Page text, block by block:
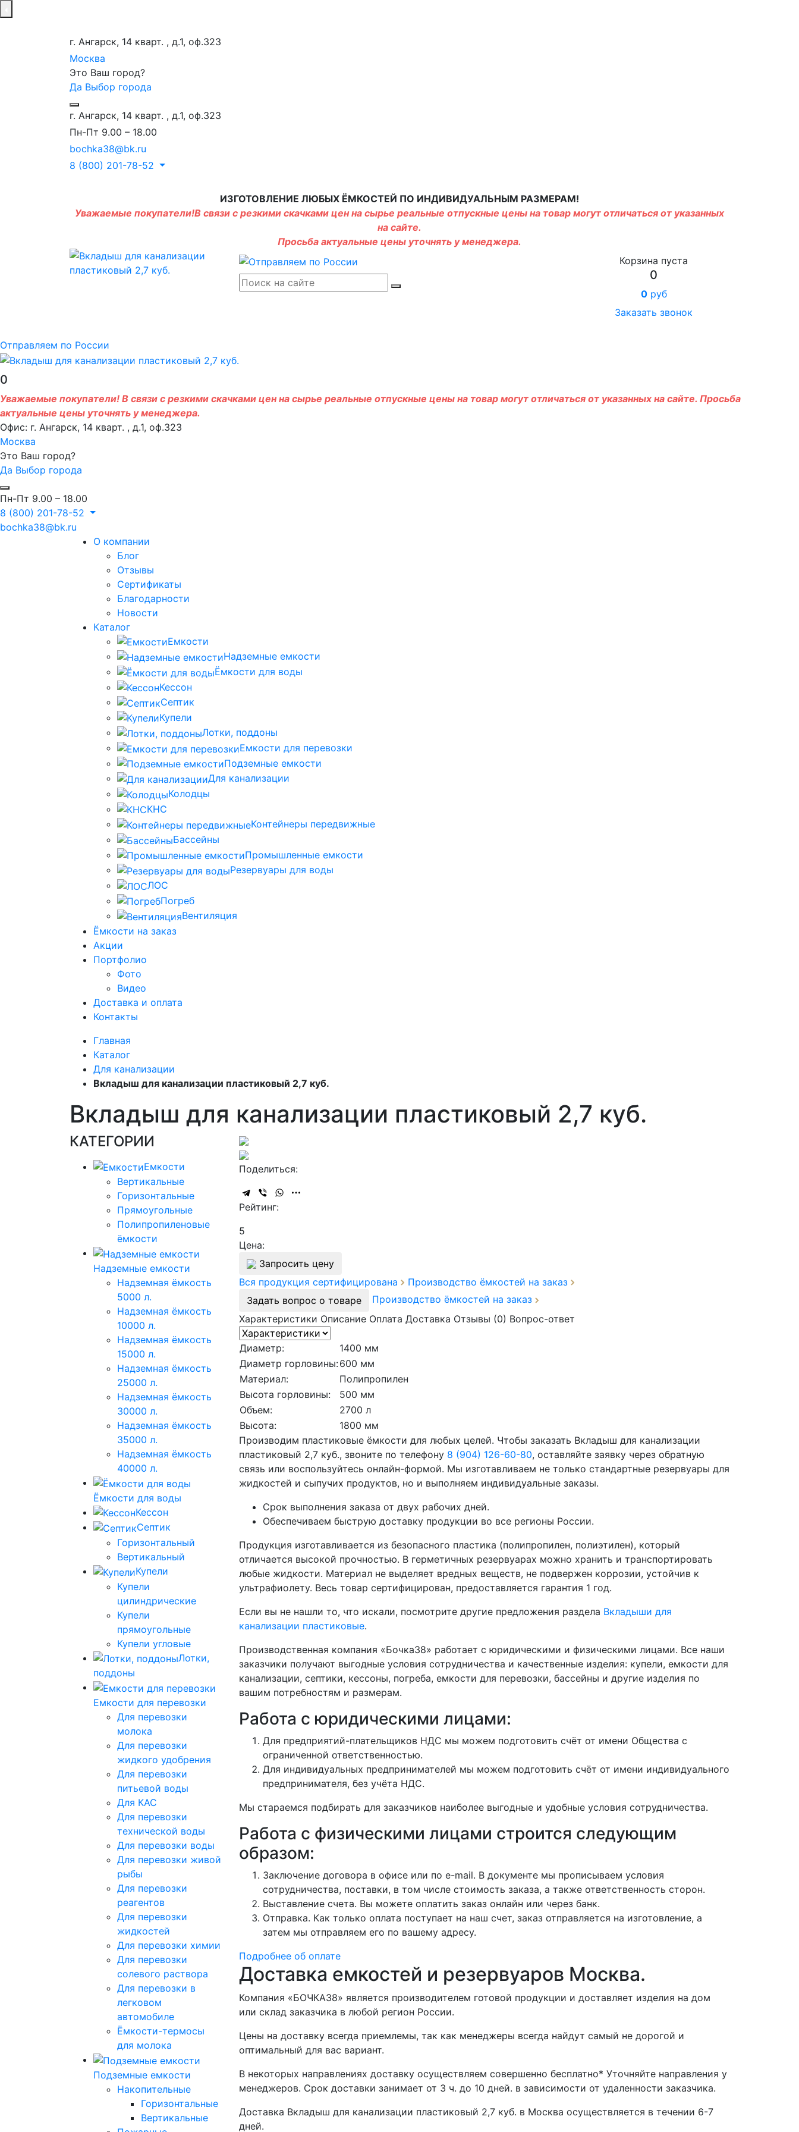
г. Ангарск, 14 кварт. , д.1, оф.323
Москва
Это Ваш город?
Да Выбор города
г. Ангарск, 14 кварт. , д.1, оф.323
Пн-Пт 9.00 – 18.00
bochka38@bk.ru
8 (800) 201-78-52
ИЗГОТОВЛЕНИЕ ЛЮБЫХ ЁМКОСТЕЙ ПО ИНДИВИДУАЛЬНЫМ РАЗМЕРАМ!
Уважаемые покупатели!В связи с резкими скачками цен на сырье реальные отпускные цены на товар могут отличаться от указанных
на сайте.
Просьба актуальные цены уточнять у менеджера.
Корзина пуста
0
0руб
Заказать звонок
Отправляем по России
0
Уважаемые покупатели! В связи с резкими скачками цен на сырье реальные отпускные цены на товар могут отличаться от указанных на сайте. Просьба
актуальные цены уточнять у менеджера.
Офис: г. Ангарск, 14 кварт. , д.1, оф.323
Москва
Это Ваш город?
Да Выбор города
Пн-Пт 9.00 – 18.00
8 (800) 201-78-52
bochka38@bk.ru
О компании
Блог
Отзывы
Сертификаты
Благодарности
Новости
Каталог
Емкости
Надземные емкости
Ёмкости для воды
Кессон
Септик
Купели
Лотки, поддоны
Емкости для перевозки
Подземные емкости
Для канализации
Колодцы
КНС
Контейнеры передвижные
Бассейны
Промышленные емкости
Резервуары для воды
ЛОС
Погреб
Вентиляция
Ёмкости на заказ
Акции
Портфолио
Фото
Видео
Доставка и оплата
Контакты
Главная
Каталог
Для канализации
Вкладыш для канализации пластиковый 2,7 куб.
Вкладыш для канализации пластиковый 2,7 куб.
КАТЕГОРИИ
Емкости
Вертикальные
Горизонтальные
Прямоугольные
Полипропиленовые
ёмкости
Надземные емкости
Надземная ёмкость
5000 л.
Надземная ёмкость
10000 л.
Надземная ёмкость
15000 л.
Надземная ёмкость
25000 л.
Надземная ёмкость
30000 л.
Надземная ёмкость
35000 л.
Надземная ёмкость
40000 л.
Ёмкости для воды
Кессон
Септик
Горизонтальный
Вертикальный
Купели
Купели
цилиндрические
Купели
прямоугольные
Купели угловые
Лотки,
поддоны
Емкости для перевозки
Для перевозки
молока
Для перевозки
жидкого удобрения
Для перевозки
питьевой воды
Для КАС
Для перевозки
технической воды
Для перевозки воды
Для перевозки живой
рыбы
Для перевозки
реагентов
Для перевозки
жидкостей
Для перевозки химии
Для перевозки
солевого раствора
Для перевозки в
легковом
автомобиле
Ёмкости-термосы
для молока
Подземные емкости
Накопительные
Горизонтальные
Вертикальные
Поделиться:
Рейтинг:
5
Цена:
Запросить цену
Вся продукция сертифицирована
Производство ёмкостей на заказ
Задать вопрос о товаре
Производство ёмкостей на заказ
Характеристики Описание Оплата Доставка Отзывы (0) Вопрос-ответ
Диаметр:
1400 мм
Диаметр горловины:600 мм
Материал:
Полипропилен
Высота горловины:
500 мм
Объем:
2700 л
Высота:
1800 мм
Производим пластиковые ёмкости для любых целей. Чтобы заказать Вкладыш для канализации
пластиковый 2,7 куб., звоните по телефону 8 (904) 126-60-80, оставляйте заявку через обратную
связь или воспользуйтесь онлайн-формой. Мы изготавливаем не только стандартные резервуары для
жидкостей и сыпучих продуктов, но и выполняем индивидуальные заказы.
Срок выполнения заказа от двух рабочих дней.
Обеспечиваем быструю доставку продукции во все регионы России.
Продукция изготавливается из безопасного пластика (полипропилен, полиэтилен), который
отличается высокой прочностью. В герметичных резервуарах можно хранить и транспортировать
любые жидкости. Материал не выделяет вредных веществ, не подвержен коррозии, устойчив к
ультрафиолету. Весь товар сертифицирован, предоставляется гарантия 1 год.
Если вы не нашли то, что искали, посмотрите другие предложения раздела Вкладыши для
канализации пластиковые.
Производственная компания «Бочка38» работает с юридическими и физическими лицами. Все наши
заказчики получают выгодные условия сотрудничества и качественные изделия: купели, емкости для
канализации, септики, кессоны, погреба, емкости для перевозки, бассейны и другие изделия по
вашим потребностям и размерам.
Работа с юридическими лицами:
Для предприятий-плательщиков НДС мы можем подготовить счёт от имени Общества с
ограниченной ответственностью.
Для индивидуальных предпринимателей мы можем подготовить счёт от имени индивидуального
предпринимателя, без учёта НДС.
Мы стараемся подбирать для заказчиков наиболее выгодные и удобные условия сотрудничества.
Работа с физическими лицами строится следующим
образом:
Заключение договора в офисе или по e-mail. В документе мы прописываем условия
сотрудничества, поставки, в том числе стоимость заказа, а также ответственность сторон.
Выставление счета. Вы можете оплатить заказ онлайн или через банк.
Отправка. Как только оплата поступает на наш счет, заказ отправляется на изготовление, а
затем мы отправляем его по вашему адресу.
Подробнее об оплате
Доставка емкостей и резервуаров Москва.
Компания «БОЧКА38» является производителем готовой продукции и доставляет изделия на дом
или склад заказчика в любой регион России.
Цены на доставку всегда приемлемы, так как менеджеры всегда найдут самый не дорогой и
оптимальный для вас вариант.
В некоторых направлениях доставку осуществляем совершенно бесплатно* Уточняйте направления у
менеджеров. Срок доставки занимает от 3 ч. до 10 дней. в зависимости от удаленности заказчика.
Доставка Вкладыш для канализации пластиковый 2,7 куб. в Москва осуществляется в течении 6-7
дней.